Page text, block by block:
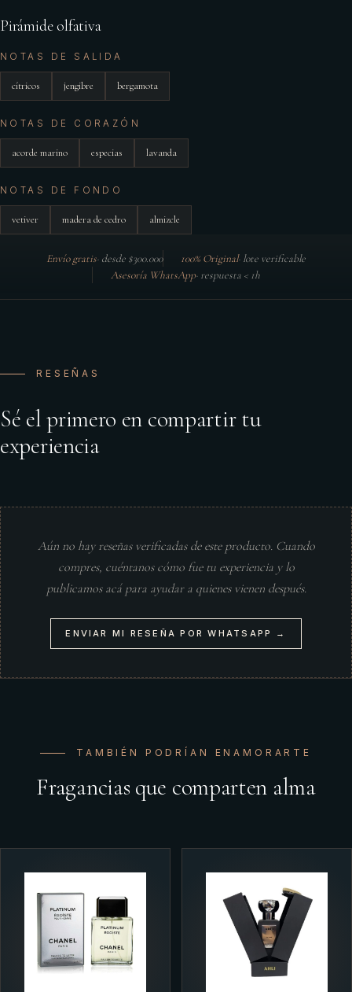
Pirámide olfativa
NOTAS DE SALIDA
cítricos jengibre bergamota
NOTAS DE CORAZÓN
acorde marino especias lavanda
NOTAS DE FONDO
vetiver madera de cedro almizcle
Envío gratis· desde $300.000 100% Original· lote verificable
Asesoría WhatsApp· respuesta < 1h
RESEÑAS
Sé el primero en compartir tu
experiencia
Aún no hay reseñas verificadas de este producto. Cuando
compres, cuéntanos cómo fue tu experiencia y lo
publicamos acá para ayudar a quienes vienen después.
ENVIAR MI RESEÑA POR WHATSAPP →
TAMBIÉN PODRÍAN ENAMORARTE
Fragancias que comparten alma